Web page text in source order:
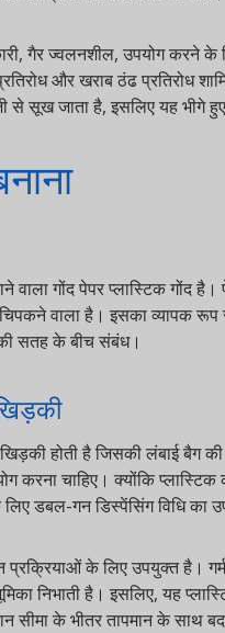
ज्वलनशील, उपयोग करने के
और खराब ठंढ प्रतिरोध शामिल
सूख जाता है, इसलिए यह भीगे हुए
गोंद पेपर प्लास्टिक गोंद है।
वाला है। इसका व्यापक रूप
के बीच संबंध।
होती है जिसकी लंबाई बैग की
चाहिए। क्योंकि प्लास्टिक
डबल-गन डिस्पेंसिंग विधि का
के लिए उपयुक्त है। गर्म
निभाती है। इसलिए, यह
के भीतर तापमान के साथ